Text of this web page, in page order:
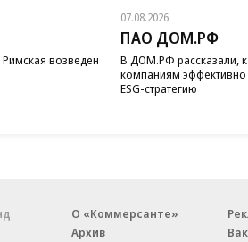
Римская возведен
07.08.2026
ПАО ДОМ.РФ
В ДОМ.РФ рассказали,
компаниям
ESG-стратегию
О «Коммерсанте»
Архив